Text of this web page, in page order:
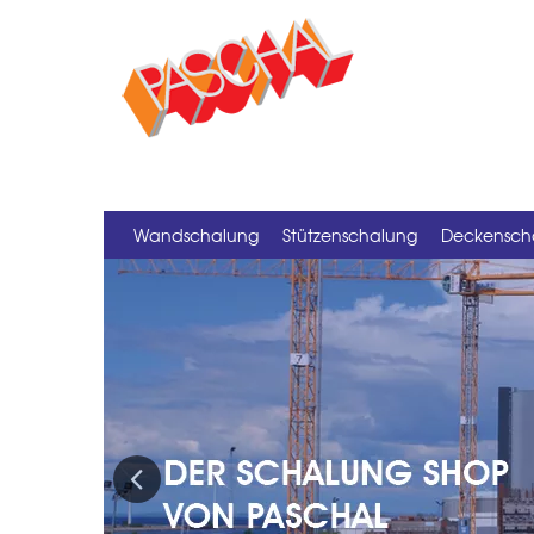
Wandschalung Stützenschalung
Previous